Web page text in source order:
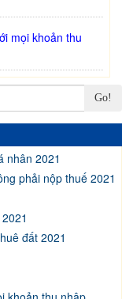
mọi khoản thu
Go!
nhân 2021
phải nộp thuế 2021
đất 2021